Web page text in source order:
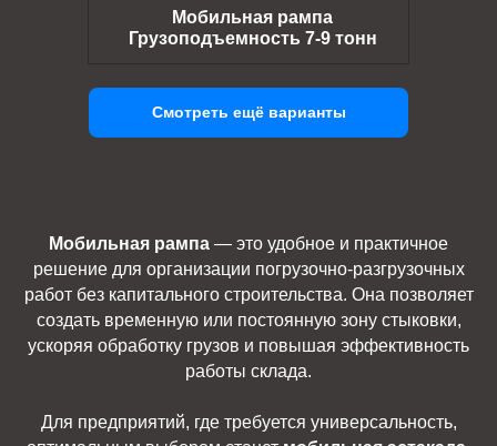
Мобильная рампа
Грузоподъемность 7-9 тонн
Смотреть ещё варианты
Мобильная рампа — это удобное и практичное
решение для организации погрузочно-разгрузочных
работ без капитального строительства. Она позволяет
создать временную или постоянную зону стыковки,
ускоряя обработку грузов и повышая эффективность
работы склада.
Для предприятий, где требуется универсальность,